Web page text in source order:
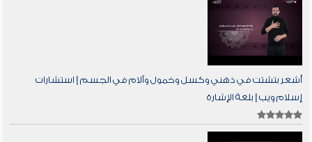
أشعر بتشتت في ذهني وكسل وخمول وآلام في الجسم | استشارات
إسلام ويب | بلغة الإشارة